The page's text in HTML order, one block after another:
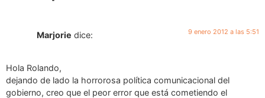
Marjorie dice: 9 enero 2012 a las 5:51
Hola Rolando,
dejando de lado la horrorosa política comunicacional del
gobierno, creo que el peor error que está cometiendo el